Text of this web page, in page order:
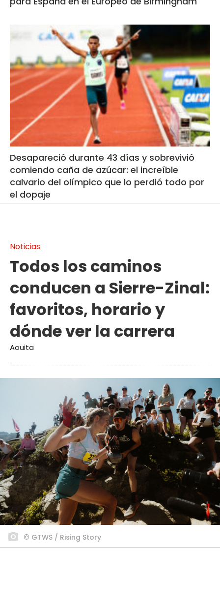
Desapareció durante 43 días y sobrevivió
comiendo caña de azúcar: el increíble
calvario del olímpico que lo perdió todo por
el dopaje